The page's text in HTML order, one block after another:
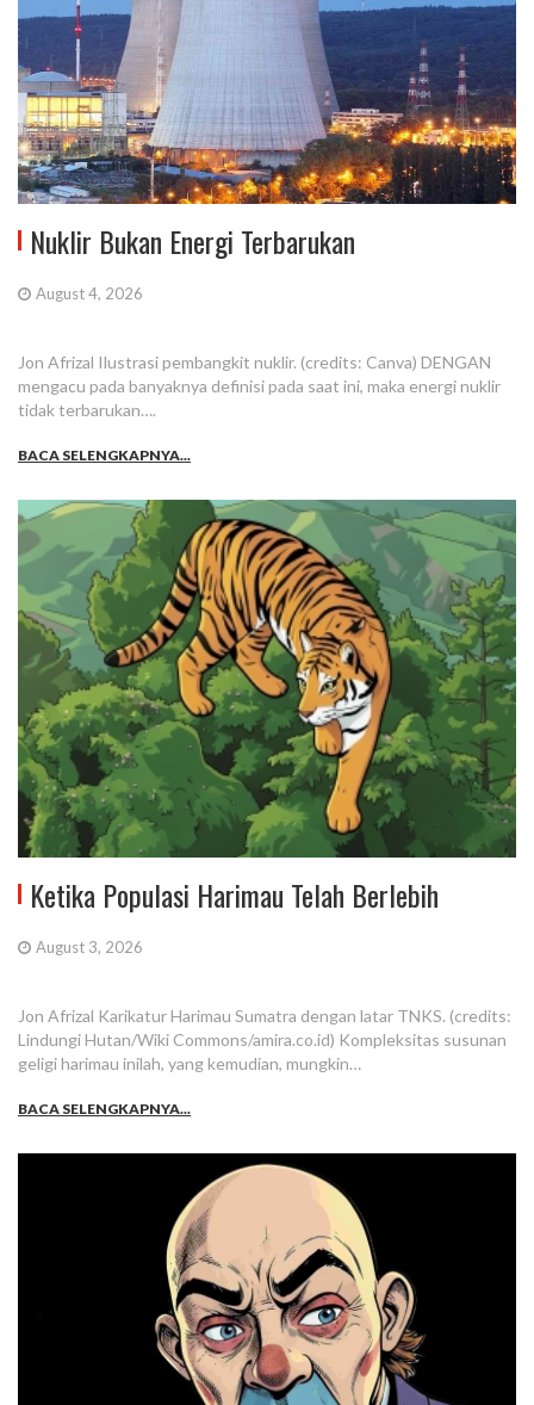
Nuklir Bukan Energi Terbarukan
August 4, 2026
Jon Afrizal Ilustrasi pembangkit nuklir. (credits: Canva) DENGAN
mengacu pada banyaknya definisi pada saat ini, maka energi nuklir
tidak terbarukan….
BACA SELENGKAPNYA...
Ketika Populasi Harimau Telah Berlebih
August 3, 2026
Jon Afrizal Karikatur Harimau Sumatra dengan latar TNKS. (credits:
Lindungi Hutan/Wiki Commons/amira.co.id) Kompleksitas susunan
geligi harimau inilah, yang kemudian, mungkin…
BACA SELENGKAPNYA...